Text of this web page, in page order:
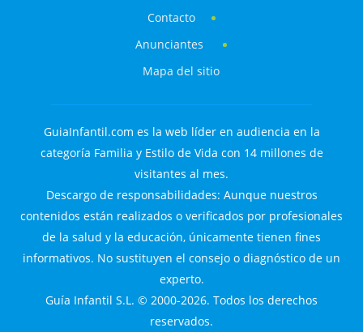
Contacto
Anunciantes
Mapa del sitio
GuiaInfantil.com es la web líder en audiencia en la
categoría Familia y Estilo de Vida con 14 millones de
visitantes al mes.
Descargo de responsabilidades: Aunque nuestros
contenidos están realizados o verificados por profesionales
de la salud y la educación, únicamente tienen fines
informativos. No sustituyen el consejo o diagnóstico de un
experto.
Guía Infantil S.L. © 2000-2026. Todos los derechos
reservados.